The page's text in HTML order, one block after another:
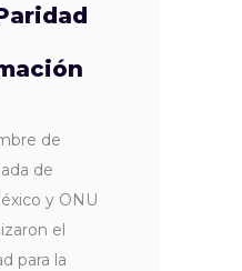
de
de
y ONU
el
para la